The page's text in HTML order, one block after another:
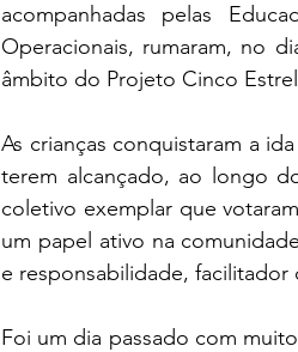
acompanhadas pelas
Operacionais, rumaram, no
âmbito do Projeto Cinco
As crianças conquistaram a
terem alcançado, ao longo
coletivo exemplar que
um papel ativo na
e responsabilidade, facilitador
Foi um dia passado com